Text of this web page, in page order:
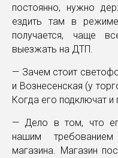
постоянно, нужно
ездить там в
получается, чаще
выезжать на ДТП.
— Зачем стоит
и Вознесенская (у
Когда его подключат и
— Дело в том, что
нашим
магазина. Магазин